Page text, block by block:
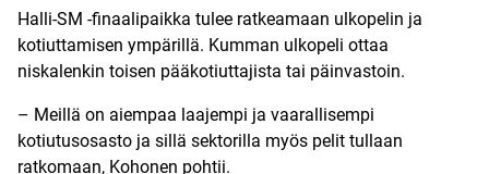
Halli-SM -finaalipaikka tulee ratkeamaan ulkopelin ja
kotiuttamisen ympärillä. Kumman ulkopeli ottaa
niskalenkin toisen pääkotiuttajista tai päinvastoin.
– Meillä on aiempaa laajempi ja vaarallisempi
kotiutusosasto ja sillä sektorilla myös pelit tullaan
ratkomaan, Kohonen pohtii.